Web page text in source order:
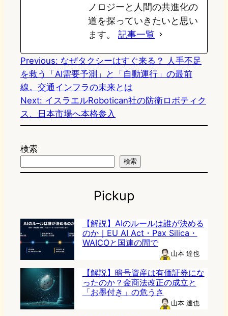
ノロジーと人間の共進化の
道を探っていきたいと思い
ます。 記事一覧
Previous: なぜタクシーはすぐ来る？ 人手不足
を救う「AI需要予測」と「自動運行」の最前
線。交通インフラの未来とは
Next: イスラエルRobotican社の防衛ロボティク
ス、日本市場へ本格参入
検索
検索
Pickup
【解説】AIのルールは誰が決める
のか｜EU AI Act・Pax Silica・
WAICOと国連の間で
山本 達也
【解説】暗号資産は有価証券にな
ったのか？金商法改正の成立と
「お墨付き」の危うさ
山本 達也